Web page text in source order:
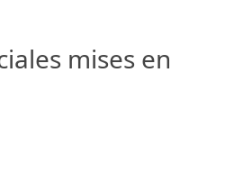
mises en